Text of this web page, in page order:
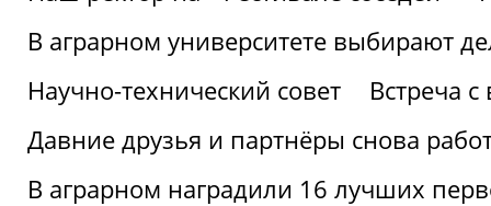
В аграрном университете выбирают
Научно-технический совет
Встреча
Давние друзья и партнёры снова
В аграрном наградили 16 лучших